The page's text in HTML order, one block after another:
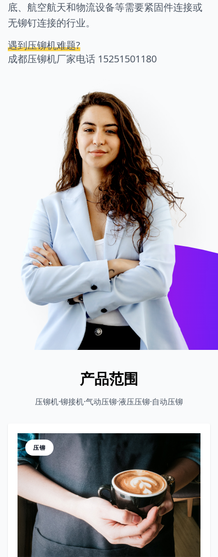
底、航空航天和物流设备等需要紧固件连接或
无铆钉连接的行业。
遇到压铆机难题?
成都压铆机厂家电话 15251501180
产品范围
压铆机·铆接机·气动压铆·液压压铆·自动压铆
压铆